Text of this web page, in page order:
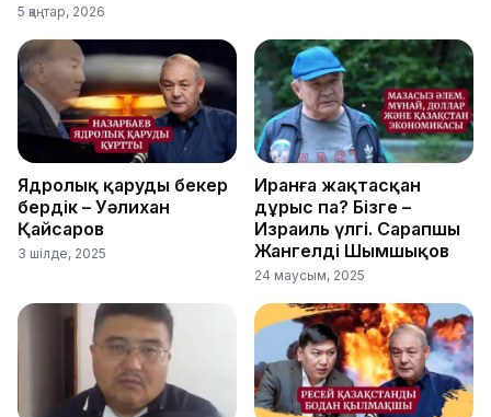
5 қаңтар, 2026
Ядролық қаруды бекер
бердік – Уәлихан
Қайсаров
3 шілде, 2025
Иранға жақтасқан
дұрыс па? Бізге –
Израиль үлгі. Сарапшы
Жангелді Шымшықов
24 маусым, 2025